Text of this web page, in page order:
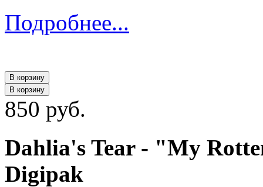
Подробнее...
В корзину
В корзину
850 руб.
Dahlia's Tear ‎- "My
Digipak